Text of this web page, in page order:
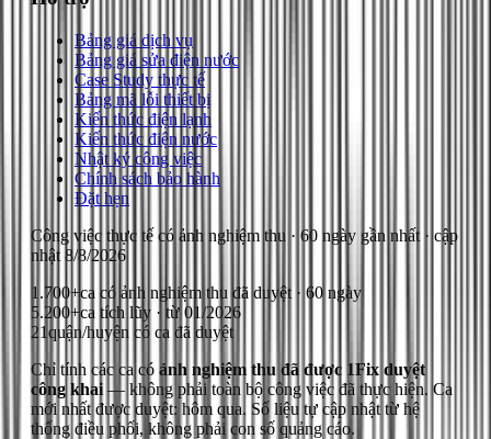
Bảng giá dịch vụ
Bảng giá sửa điện nước
Case Study thực tế
Bảng mã lỗi thiết bị
Kiến thức điện lạnh
Kiến thức điện nước
Nhật ký công việc
Chính sách bảo hành
Đặt hẹn
Công việc thực tế có ảnh nghiệm thu · 60 ngày gần nhất · cập
nhật 8/8/2026
1.700+ca có ảnh nghiệm thu đã duyệt · 60 ngày
5.200+ca tích lũy · từ 01/2026
21quận/huyện có ca đã duyệt
Chỉ tính các ca có ảnh nghiệm thu đã được 1Fix duyệt
công khai — không phải toàn bộ công việc đã thực hiện. Ca
mới nhất được duyệt: hôm qua. Số liệu tự cập nhật từ hệ
thống điều phối, không phải con số quảng cáo.